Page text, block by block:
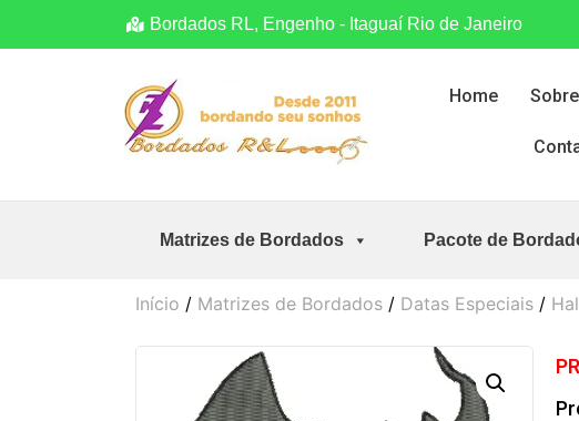
Bordados RL, Engenho - Itaguaí Rio de Janeiro
Home
Matrizes de Bordados Pacote de
Início / Matrizes de Bordados / Datas Especiais /